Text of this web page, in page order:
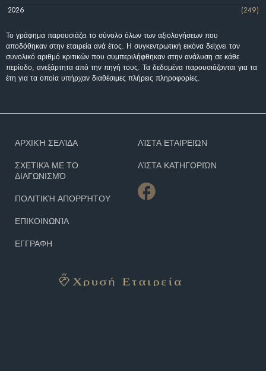
2026
(249)
Το γράφημα παρουσιάζει το σύνολο όλων των αξιολογήσεων που
αποδόθηκαν στην εταιρεία ανά έτος. Η συγκεντρωτική εικόνα δείχνει τον
συνολικό αριθμό κριτικών που συμπεριλήφθηκαν στην ανάλυση σε κάθε
περίοδο, ανεξάρτητα από την πηγή τους. Τα δεδομένα παρουσιάζονται για τα
έτη για τα οποία υπήρχαν διαθέσιμες πλήρεις πληροφορίες.
ΑΡΧΙΚΉ ΣΕΛΊΔΑ
ΣΧΕΤΙΚΆ ΜΕ ΤΟ
ΔΙΑΓΩΝΙΣΜΌ
ΠΟΛΙΤΙΚΉ ΑΠΟΡΡΉΤΟΥ
ΕΠΙΚΟΙΝΩΝΊΑ
ΕΓΓΡΑΦΗ
ΛΊΣΤΑ ΕΤΑΙΡΕΙΏΝ
ΛΊΣΤΑ ΚΑΤΗΓΟΡΙΏΝ